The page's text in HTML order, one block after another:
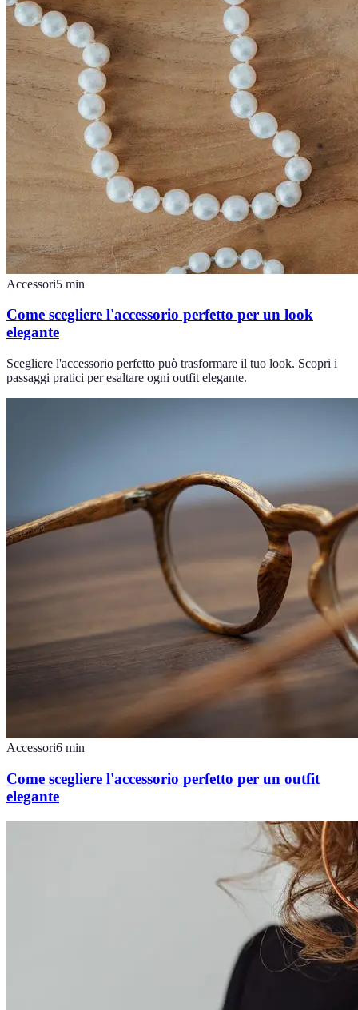
Accessori5 min
Come scegliere l'accessorio perfetto per un look
elegante
Scegliere l'accessorio perfetto può trasformare il tuo look. Scopri i
passaggi pratici per esaltare ogni outfit elegante.
Accessori6 min
Come scegliere l'accessorio perfetto per un outfit
elegante